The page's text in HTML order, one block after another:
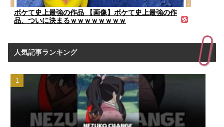
ボケて史上最強の作品 【画像】ボケて史上最強の作
品、ついに決まるｗｗｗｗｗｗｗｗ
人気記事ランキング